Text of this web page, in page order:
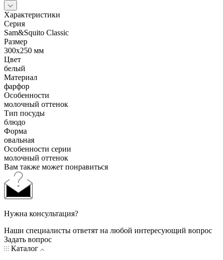
Характеристики
Серия
Sam&Squito Classic
Размер
300х250 мм
Цвет
белый
Материал
фарфор
Особенности
молочный оттенок
Тип посуды
блюдо
Форма
овальная
Особенности серии
молочный оттенок
Вам также может понравиться
Нужна консультация?
Наши специалисты ответят на любой интересующий вопрос
Задать вопрос
Каталог